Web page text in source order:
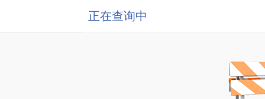
正在查询中